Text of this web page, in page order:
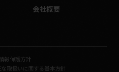
会社概要
報保護方針
取扱いに関する基本方針